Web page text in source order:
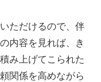
ただけるので、伴
内容を見れば、き
み上げてこられた
関係を高めながら